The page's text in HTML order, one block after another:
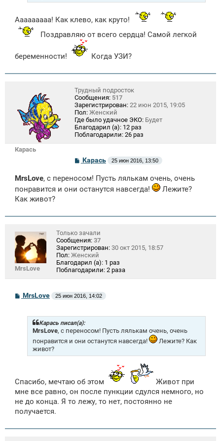
Ааааааааа! Как клево, как круто!
Поздравляю от всего сердца! Самой легкой
беременности! Когда УЗИ?
Карась
Трудный подросток
Сообщения: 517
Зарегистрирован: 22 июн 2015, 19:05
Пол: Женский
Где было удачное ЭКО: Будет
Благодарил (а): 12 раз
Поблагодарили: 26 раз
С
б
щ
е
е
Карась 25 июн 2016, 13:50
MrsLove, с переносом! Пусть лялькам очень, очень
понравится и они останутся навсегда!
Лежите?
Как живот?
MrsLove
Только зачали
Сообщения: 37
Зарегистрирован: 30 окт 2015, 18:57
Пол: Женский
Благодарил (а): 1 раз
Поблагодарили: 2 раза
СMrsLove 25 июн 2016, 14:02
Карась писал(а):
MrsLove, с переносом! Пусть лялькам очень, очень
понравится и они останутся навсегда!
Лежите? Как
живот?
Спасибо, мечтаю об этом
Живот при
мне все равно, он после пункции сдулся немного, но
не до конца. Я то лежу, то нет, постоянно не
получается.